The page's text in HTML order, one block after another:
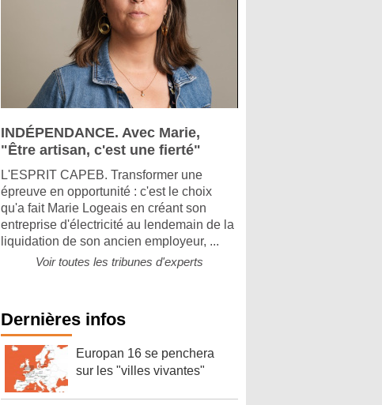
INDÉPENDANCE. Avec Marie,
"Être artisan, c'est une fierté"
L'ESPRIT CAPEB. Transformer une
épreuve en opportunité : c'est le choix
qu'a fait Marie Logeais en créant son
entreprise d'électricité au lendemain de la
liquidation de son ancien employeur, ...
Voir toutes les tribunes d'experts
Dernières infos
Europan 16 se penchera
sur les "villes vivantes"